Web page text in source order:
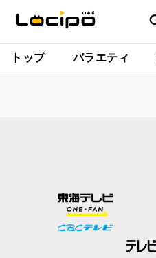
トップ バラエティ